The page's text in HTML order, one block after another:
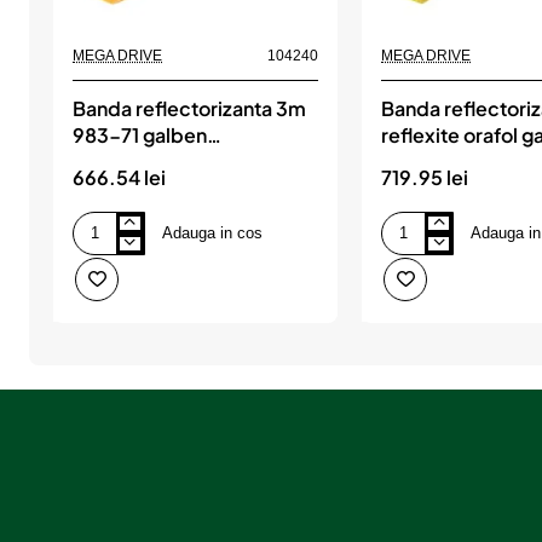
MEGA DRIVE 104240
Banda reflectorizanta 3m
983-71 galben
MEGA DRIVE
666.54 lei
Banda
reflectorizanta
3m
983-
104,
Adauga in cos
MEGA DRIVE
Banda
reflexite orafol
MEGA DRIVE
719.95 lei
Banda
reflectorizanta
reflexite
orafol
MEGA
Adauga